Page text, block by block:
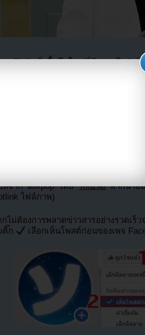
ฮุน EXO เพิ่งซื้อตึกใหญ่ที่มีราคาถึง 3 พั
ามรายงานของสื่อไอดอลหนุ่มเซ็นสัญญ
ล้านบาทเพื่อซื้อตึก 6 ชั้นที่ตั้งอยู่ในย่า
นการตอบต่อรายงานข่าวผู้เชี่ยวชาญด้า
อยู่ใกล้กับถนนสายหลักทำให้มองเห็นไ
นการหาผู้อยู่อาศัย ตึกนี้ตั้งอยู่หน้าอพาร์
ลจาก allkpop โดยYouzabหากนำอ
ไฟล์ภาพ)
กไม่ต้องการพลาดข่าวสารอย่างรวดเ
ติ๊ก
เลือกเห็นโพสต์ก่อนของเพจ